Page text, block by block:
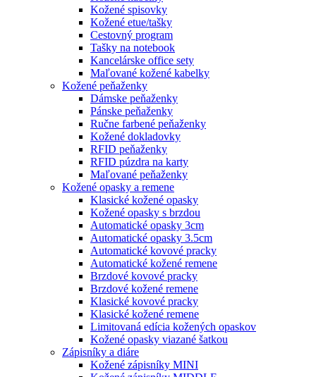
Kožené spisovky
Kožené etue/tašky
Cestovný program
Tašky na notebook
Kancelárske office sety
Maľované kožené kabelky
Kožené peňaženky
Dámske peňaženky
Pánske peňaženky
Ručne farbené peňaženky
Kožené dokladovky
RFID peňaženky
RFID púzdra na karty
Maľované peňaženky
Kožené opasky a remene
Klasické kožené opasky
Kožené opasky s brzdou
Automatické opasky 3cm
Automatické opasky 3.5cm
Automatické kovové pracky
Automatické kožené remene
Brzdové kovové pracky
Brzdové kožené remene
Klasické kovové pracky
Klasické kožené remene
Limitovaná edícia kožených opaskov
Kožené opasky viazané šatkou
Zápisníky a diáre
Kožené zápisníky MINI